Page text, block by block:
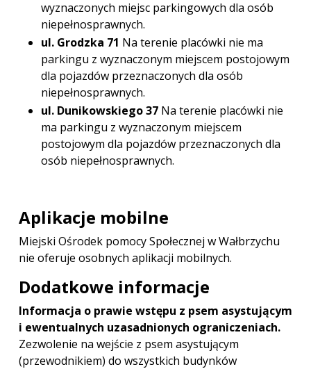
wyznaczonych miejsc parkingowych dla osób
niepełnosprawnych.
ul. Grodzka 71 Na terenie placówki nie ma
parkingu z wyznaczonym miejscem postojowym
dla pojazdów przeznaczonych dla osób
niepełnosprawnych.
ul. Dunikowskiego 37 Na terenie placówki nie
ma parkingu z wyznaczonym miejscem
postojowym dla pojazdów przeznaczonych dla
osób niepełnosprawnych.
Aplikacje mobilne
Miejski Ośrodek pomocy Społecznej w Wałbrzychu
nie oferuje osobnych aplikacji mobilnych.
Dodatkowe informacje
Informacja o prawie wstępu z psem asystującym
i ewentualnych uzasadnionych ograniczeniach.
Zezwolenie na wejście z psem asystującym
(przewodnikiem) do wszystkich budynków